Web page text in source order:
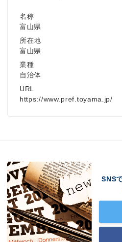
名称
富山県
所在地
富山県
業種
自治体
URL
https://www.pref.toyama.jp/
SNS